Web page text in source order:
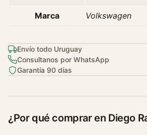
Marca Volkswagen
Envío todo Uruguay
Consultanos por WhatsApp
Garantía 90 días
¿Por qué comprar en Diego